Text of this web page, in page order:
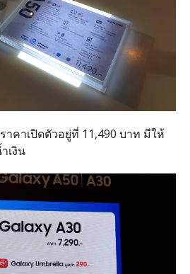
าคาเปิดตัวอยู่ที่ 11,490 บาท มีให้
เงิน